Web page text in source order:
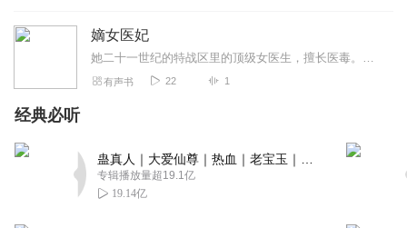
1398790dyiv
小雨点雨落
2019-12-14
嫡女医妃
她二十一世纪的特战区里的顶级女医生，擅长医毒。穿越到一个叫做西元国的国家里，这身体的主人也叫沈佳怡，相府嫡女，可谓这个时代的白富美。沈佳怡六岁的时候，外祖父被贬...
有声书 22 1
经典必听
专辑播放量超19.1亿
19.14亿